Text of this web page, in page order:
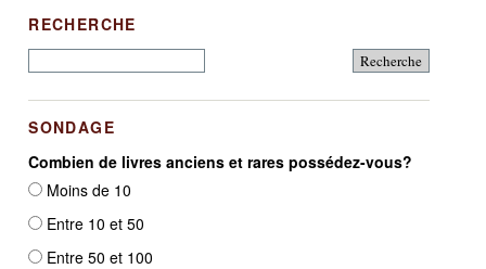
RECHERCHE
SONDAGE
Combien de livres anciens et rares possédez-vous?
Moins de 10
Entre 10 et 50
Entre 50 et 100